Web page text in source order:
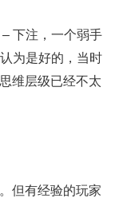
下注，一个弱手
为是好的，当时
维层级已经不太
但有经验的玩家